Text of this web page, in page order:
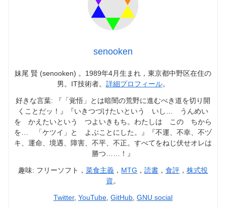
senooken
妹尾 賢 (senooken) 。1989年4月生まれ，東京都中野区在住の
男。IT技術者。 詳細プロフィール。
好きな言葉: 『「覚悟」とは暗闇の荒野に進むべき道を切り開
くことだッ！』『いきつづけたいという いし… うんめい
を かえたいという つよいきもち。わたしは この ちから
を… 「ケツイ」と よぶことにした。』『不運、不幸、不ヅ
キ、運命、境遇、障害、不平、不正。すべてをねじ伏せオレは
勝つ……！』
趣味: フリーソフト， 菜食主義 ， MTG ， 読書 ， 食評 ， 株式投
資。
Twitter, YouTube GitHub GNU social